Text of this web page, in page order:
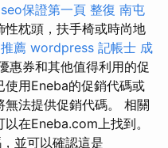
seo保證第一頁 整復 南屯
性枕頭，扶手椅或時尚地
薦 wordpress 記帳士 成
惠券和其他值得利用的促
用Eneba的促銷代碼或
法提供促銷代碼。 相關
在Eneba.com上找到。
並可以確認這是